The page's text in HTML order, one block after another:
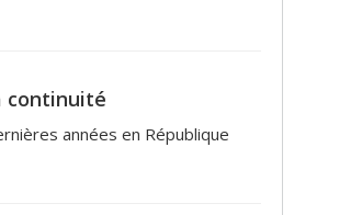
continuité
années en République